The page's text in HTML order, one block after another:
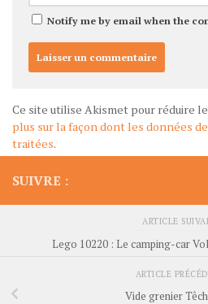
Notify me by email when the
Ce site utilise Akismet pour réduire
plus sur la façon dont les données
traitées.
SUIVRE :
ARTICLE
Lego 10220 : Le camping-car
ARTICLE
Vide grenier